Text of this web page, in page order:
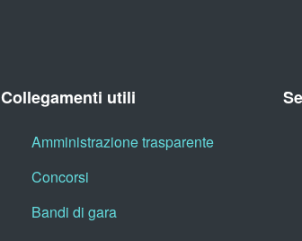
Collegamenti utili
Amministrazione trasparente
Concorsi
Bandi di gara